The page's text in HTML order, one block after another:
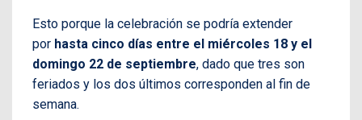
Esto porque la celebración se podría extender
por hasta cinco días entre el miércoles 18 y el
domingo 22 de septiembre, dado que tres son
feriados y los dos últimos corresponden al fin de
semana.